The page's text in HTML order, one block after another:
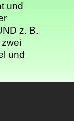
und
z. B.
und